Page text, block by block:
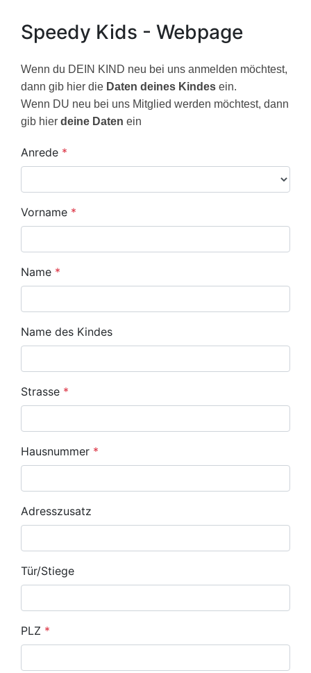
Speedy Kids - Webpage
Wenn du DEIN KIND neu bei uns anmelden möchtest,
dann gib hier die Daten deines Kindes ein.
Wenn DU neu bei uns Mitglied werden möchtest, dann
gib hier deine Daten ein
Anrede *
Vorname *
Name *
Name des Kindes
Strasse *
Hausnummer *
Adresszusatz
Tür/Stiege
PLZ *